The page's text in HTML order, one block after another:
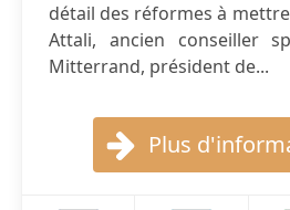
détail des réformes à
Attali, ancien conseiller
Mitterrand, président de...
Plus